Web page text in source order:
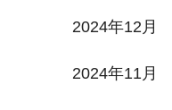
2024年12月
2024年11月